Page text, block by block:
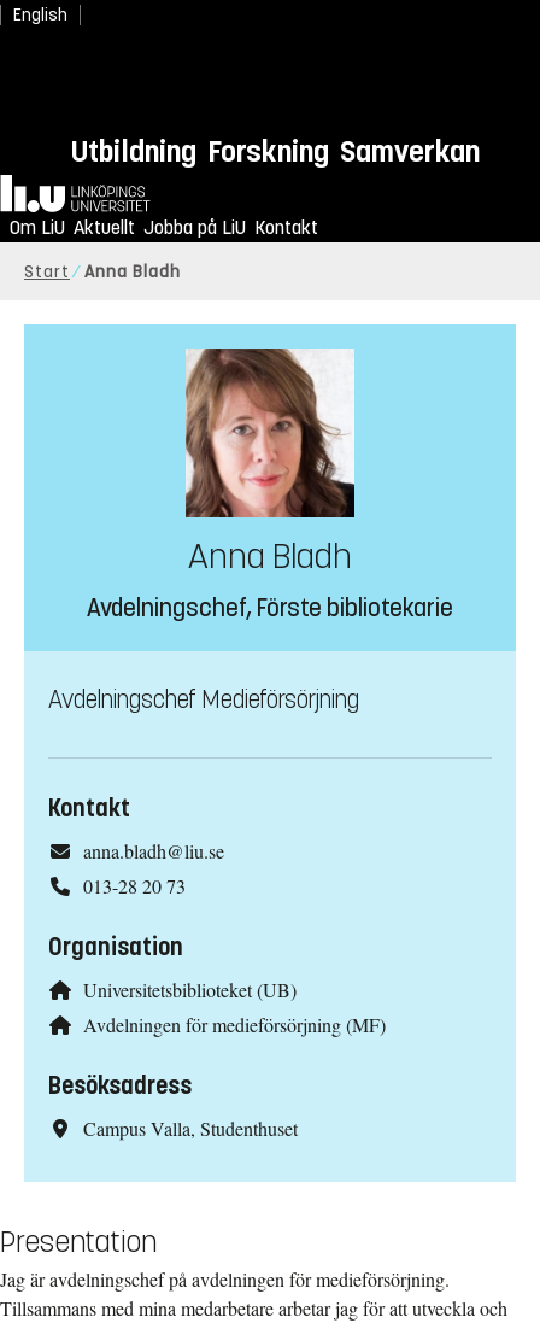
English
Utbildning Forskning Samverkan
Hem
Om LiU Aktuellt Jobba på LiU Kontakt
Start Anna Bladh
Anna Bladh
Avdelningschef, Förste bibliotekarie
Avdelningschef Medieförsörjning
Kontakt
anna.bladh@liu.se
013-28 20 73
Organisation
Universitetsbiblioteket (UB)
Avdelningen för medieförsörjning (MF)
Besöksadress
Campus Valla, Studenthuset
Presentation
Jag är avdelningschef på avdelningen för medieförsörjning.
Tillsammans med mina medarbetare arbetar jag för att utveckla och